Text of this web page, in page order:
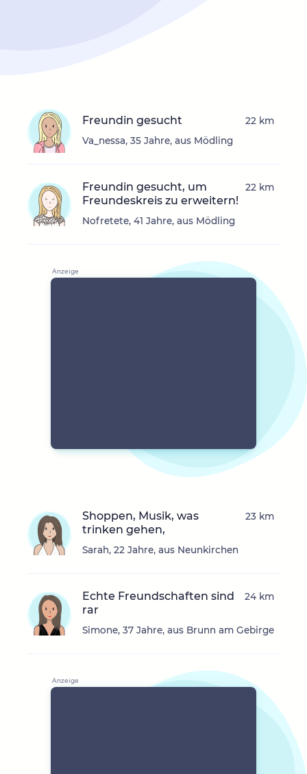
Freundin gesucht
Va_nessa, 35 Jahre, aus Mödling
22 km
Freundin gesucht, um
Freundeskreis zu erweitern!
Nofretete, 41 Jahre, aus Mödling
22 km
Shoppen, Musik, was
trinken gehen,
Sarah, 22 Jahre, aus Neunkirchen
23 km
Echte Freundschaften sind
rar
Simone, 37 Jahre, aus Brunn am Gebirge
24 km